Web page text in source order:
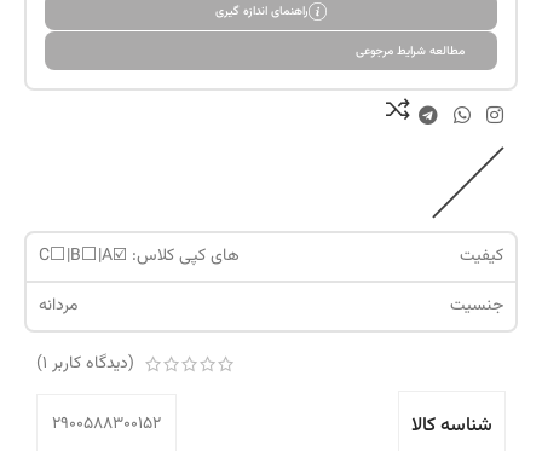
کیفیت
های کپی کلاس: ☑️C⬜️|B⬜️|A
جنسیت
مردانه
(دیدگاه کاربر 1
)
شناسه کالا 2900588300152
راهنمای اندازه گیری
مطالعه شرایط مرجوعی